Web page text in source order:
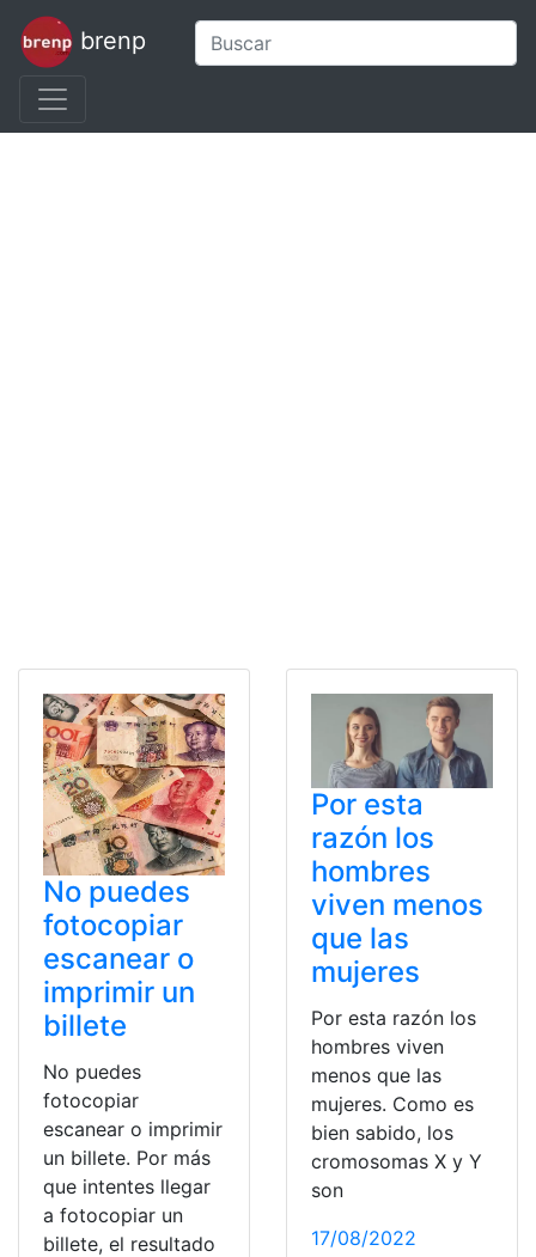
brenp
No puedes
fotocopiar
escanear o
imprimir un
billete
No puedes
fotocopiar
escanear o imprimir
un billete. Por más
que intentes llegar
a fotocopiar un
billete, el resultado
Por esta
razón los
hombres
viven menos
que las
mujeres
Por esta razón los
hombres viven
menos que las
mujeres. Como es
bien sabido, los
cromosomas X y Y
son
17/08/2022